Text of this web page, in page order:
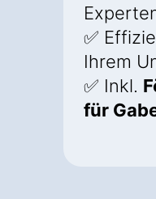
✅
Ihrem
✅ Inkl.
für